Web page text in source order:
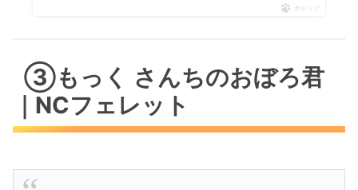
ポチップ
③もっく さんちのおぼろ君
｜NCフェレット